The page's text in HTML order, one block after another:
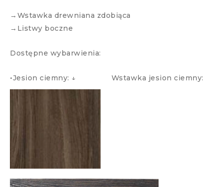
→Wstawka drewniana zdobiąca
→Listwy boczne
Dostępne wybarwienia:
•Jesion ciemny: ↓ Wstawka jesion ciemny: